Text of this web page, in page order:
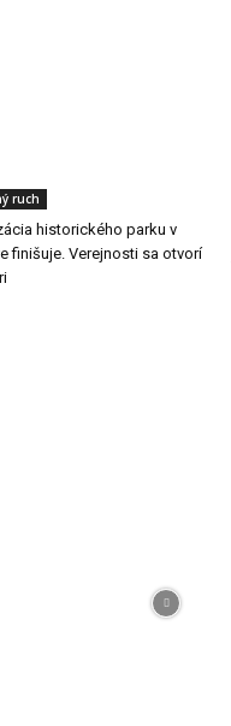
ruch
historického parku v
finišuje. Verejnosti sa otvorí